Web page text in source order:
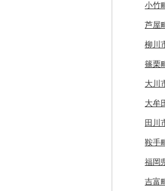
室蘭市
士幌町
倶知安町
天塩町
京極町
新十津
江別市
蘭越町
幌加内町
古平町
中島
伊達
川内
平田
飯舘
矢祭
楢葉
湯川
古河
小川
滑川
本庄
熊谷
白岡
とき
朝霞
美里
行田
深谷
松戸
柏市
匝瑳
市川
市原
羽村
栄村
松川
坂城
富士
塩尻
諏訪
小谷
松川
生坂
南相
揖斐
美濃
北方
可児
岐阜
坂祝
菊川
長泉
知立
大口
日進
常滑
東浦
高浜
豊明
津島
美浜
刈谷
堺市
八尾
大東
門真
大阪
兵庫
加古
播磨
たつ
奈良
天川
下市
小竹
芦屋
柳川
篠栗
大川
大牟
田川
鞍手
福岡
吉富